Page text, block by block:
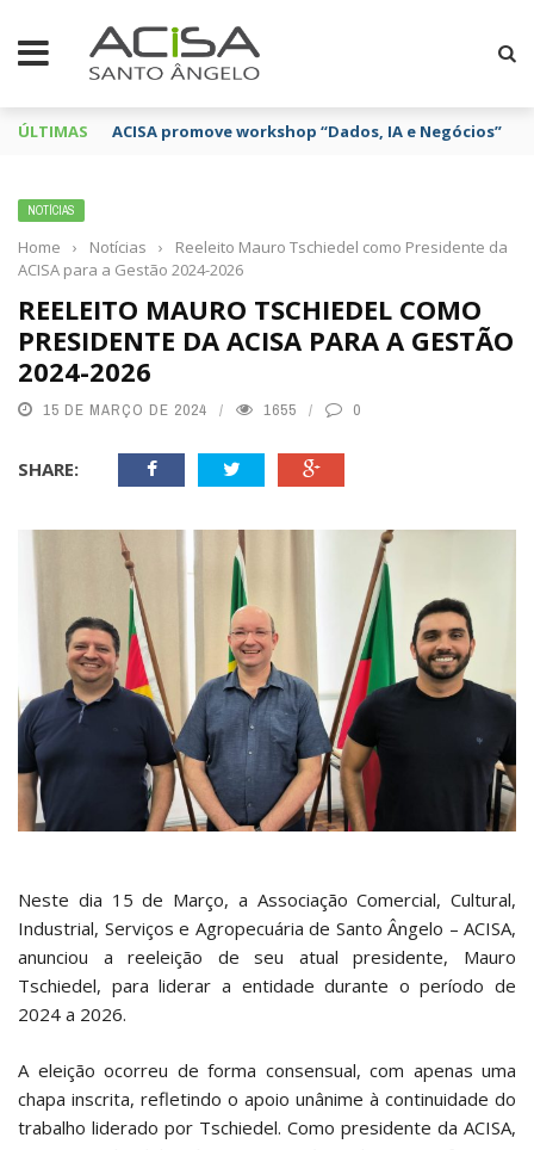
ÚLTIMAS ACISA promove workshop “Dados, IA e Negócios”
NOTÍCIAS
Home › Notícias ›
Reeleito Mauro Tschiedel como Presidente da
ACISA para a Gestão 2024-2026
REELEITO MAURO TSCHIEDEL COMO
PRESIDENTE DA ACISA PARA A GESTÃO
2024-2026
15 DE MARÇO DE 2024 1655 0
SHARE:
Neste dia 15 de Março, a Associação Comercial, Cultural,
Industrial, Serviços e Agropecuária de Santo Ângelo – ACISA,
anunciou a reeleição de seu atual presidente, Mauro
Tschiedel, para liderar a entidade durante o período de
2024 a 2026.
A eleição ocorreu de forma consensual, com apenas uma
chapa inscrita, refletindo o apoio unânime à continuidade do
trabalho liderado por Tschiedel. Como presidente da ACISA,